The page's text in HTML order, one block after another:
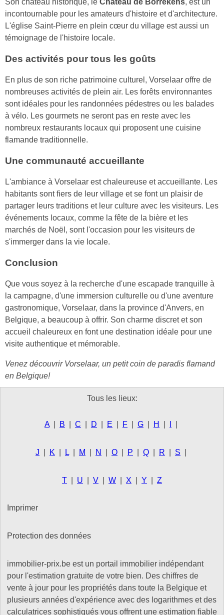
Son château historique, le Château de Borrekens, est un
incontournable pour les amateurs d'histoire et d'architecture.
L'église Saint-Pierre en plein cœur du village est aussi un
témoignage de l'histoire locale.
Des activités pour tous les goûts
En plus de son riche patrimoine culturel, Vorselaar offre de
nombreuses activités de plein air. Les forêts environnantes
sont idéales pour les randonnées pédestres ou les balades
à vélo. Les gourmets ne seront pas en reste avec les
nombreux restaurants locaux qui proposent une cuisine
flamande traditionnelle.
Une communauté accueillante
L'ambiance à Vorselaar est chaleureuse et accueillante. Les
habitants sont fiers de leur village et se font un plaisir de
partager leurs traditions et leur culture avec les visiteurs. Les
événements locaux, comme la fête de la bière et les
marchés de Noël, sont l'occasion pour les visiteurs de
s'immerger dans la vie locale.
Conclusion
Que vous soyez à la recherche d'une escapade tranquille à
la campagne, d'une immersion culturelle ou d'une aventure
gastronomique, Vorselaar, dans la province d'Anvers, en
Belgique, a beaucoup à offrir. Son charme discret et son
accueil chaleureux en font une destination idéale pour une
visite authentique et mémorable.
Venez découvrir Vorselaar, un petit coin de paradis flamand
en Belgique!
Tous les lieux:
A B C D E F G H
J K L M N O P Q R S
T U V W X Y Z
Imprimer
Protection des données
immobilier-prix.be est un portail immobilier indépendant
pour l'estimation gratuite de votre bien. Des chiffres de
vente à jour pour les propriétés dans toute la Belgique et
plusieurs années d'expérience avec des logarithmes et des
calculatrices sophistiqués vous offrent une estimation fiable